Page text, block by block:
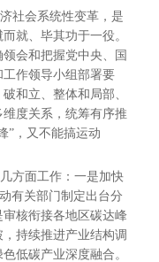
社会系统性变革，是
就、毕其功于一役。
会和把握党中央、国
作领导小组部署要
和立、整体和局部、
度关系，统筹有序推
”，又不能搞运动
方面工作：一是加快
有关部门制定出台分
核衔接各地区碳达峰
持续推进产业结构调
低碳产业深度融合。